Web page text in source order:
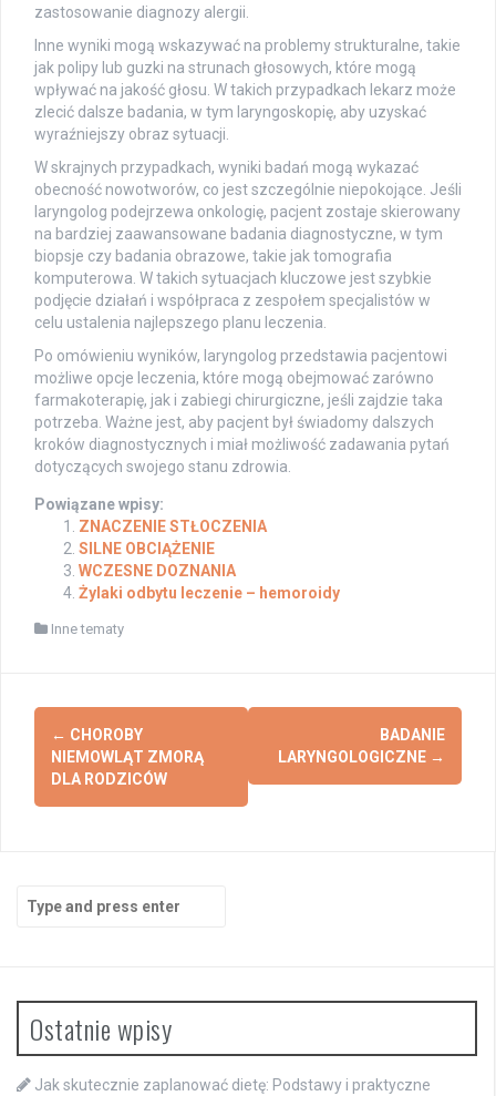
zastosowanie diagnozy alergii.
Inne wyniki mogą wskazywać na problemy strukturalne, takie
jak polipy lub guzki na strunach głosowych, które mogą
wpływać na jakość głosu. W takich przypadkach lekarz może
zlecić dalsze badania, w tym laryngoskopię, aby uzyskać
wyraźniejszy obraz sytuacji.
W skrajnych przypadkach, wyniki badań mogą wykazać
obecność nowotworów, co jest szczególnie niepokojące. Jeśli
laryngolog podejrzewa onkologię, pacjent zostaje skierowany
na bardziej zaawansowane badania diagnostyczne, w tym
biopsje czy badania obrazowe, takie jak tomografia
komputerowa. W takich sytuacjach kluczowe jest szybkie
podjęcie działań i współpraca z zespołem specjalistów w
celu ustalenia najlepszego planu leczenia.
Po omówieniu wyników, laryngolog przedstawia pacjentowi
możliwe opcje leczenia, które mogą obejmować zarówno
farmakoterapię, jak i zabiegi chirurgiczne, jeśli zajdzie taka
potrzeba. Ważne jest, aby pacjent był świadomy dalszych
kroków diagnostycznych i miał możliwość zadawania pytań
dotyczących swojego stanu zdrowia.
Powiązane wpisy:
ZNACZENIE STŁOCZENIA
SILNE OBCIĄŻENIE
WCZESNE DOZNANIA
Żylaki odbytu leczenie – hemoroidy
Inne tematy
Post
navigation
← CHOROBY
NIEMOWLĄT ZMORĄ
DLA RODZICÓW
BADANIE
LARYNGOLOGICZNE →
Search
for:
Ostatnie wpisy
Jak skutecznie zaplanować dietę: Podstawy i praktyczne